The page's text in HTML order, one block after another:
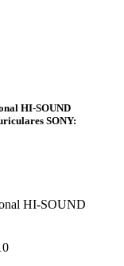
HI-SOUND
SONY:
HI-SOUND